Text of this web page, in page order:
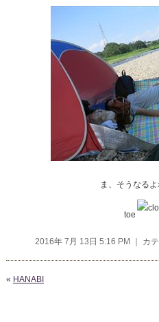
ま、そうなる
toe
2016年 7月 13日 5:16 PM ｜ カ
« HANABI